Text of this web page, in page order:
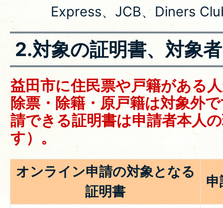
Express、JCB、Diners
2.対象の証明書、対象
益田市に住民票や戸籍がある
除票・除籍・原戸籍は対象外
請できる証明書は申請者本人
す）。
オンライン申請の対象となる
証明書